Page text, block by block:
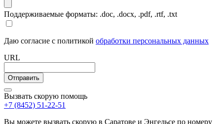
Поддерживаемые форматы: .doc, .docx, .pdf, .rtf, .txt
Даю согласие с политикой обработки персональных данных
URL
Вызвать скорую помощь
+7 (8452) 51-22-51
Вы можете вызвать скорую в Саратове и Энгельсе по номеру